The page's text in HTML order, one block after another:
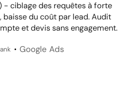
- ciblage des requêtes à forte
du coût par lead. Audit
et devis sans engagement.
Google Ads